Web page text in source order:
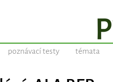
poznávací testy témata